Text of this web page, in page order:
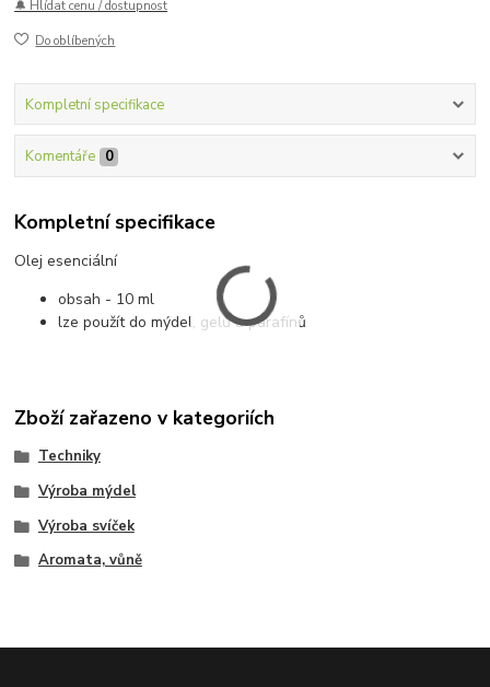
🔔 Hlídat cenu / dostupnost
Do oblíbených
Kompletní specifikace
Komentáře 0
Kompletní specifikace
Olej esenciální
obsah - 10 ml
lze použít do mýdel, gelů a parafínů
Zboží zařazeno v kategoriích
Techniky
Výroba mýdel
Výroba svíček
Aromata, vůně